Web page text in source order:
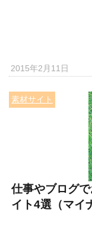
2015年2月11日
素材サイト
仕事やブログ
イト4選（マイ